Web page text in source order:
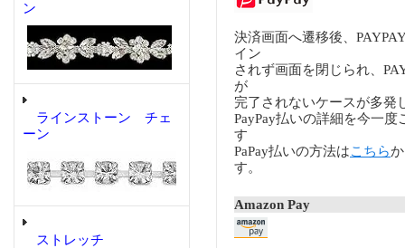
ン
ラインストーン チェ
ーン
ストレッチ
決済画面へ遷移後、
イン
されず画面を閉じられ、
が
完了されないケースが多発
PayPay払いの詳細を今一度
す
PaPay払いの方法はこちら
す。
Amazon Pay